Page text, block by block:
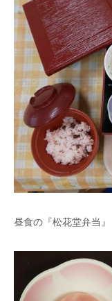
昼食の『松花堂弁当』